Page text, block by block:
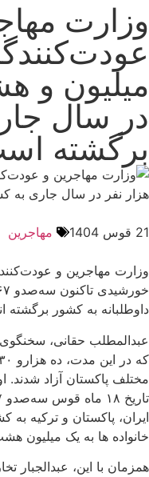
وزارت
میلیون و
در سال
برگشته
21 قوس 1404 مهاجرین
وزارت مهاجرین و
داوطلبانه به کشور برگشته
مختلف پاکستان آزاد شدند.
ایران، پاکستان و ترکیه به
خانواده ها به یک میلیون هشت‌صد و ۴۸ هزار و ۲۹۶
همزمان با این، عبدالجبار